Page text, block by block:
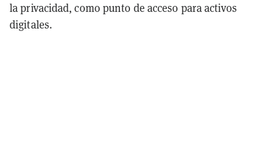
la privacidad, como punto de acceso para activos
digitales.